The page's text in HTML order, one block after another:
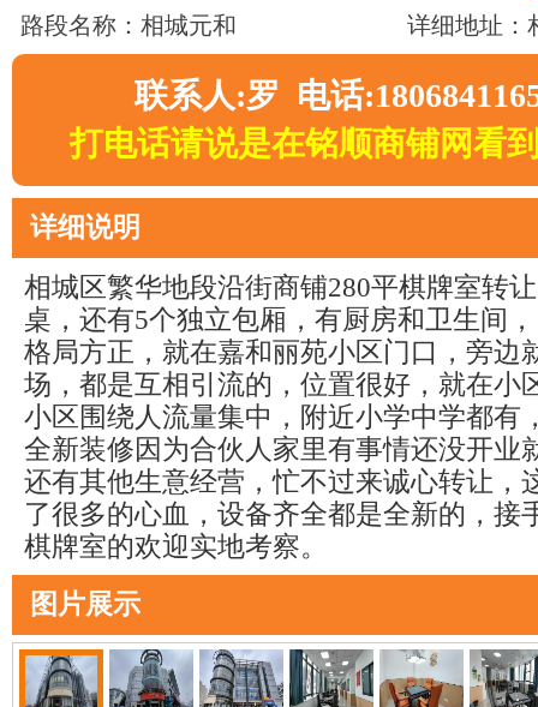
路段名称：相城元和
详细地址：
联系人:罗 电话
打电话请说是在铭顺商铺网看
详细说明
相城区繁华地段沿街商铺280平棋牌室转
桌，还有5个独立包厢，有厨房和卫生间
格局方正，就在嘉和丽苑小区门口，旁边
场，都是互相引流的，位置很好，就在小
小区围绕人流量集中，附近小学中学都有
全新装修因为合伙人家里有事情还没开业
还有其他生意经营，忙不过来诚心转让，
了很多的心血，设备齐全都是全新的，接
棋牌室的欢迎实地考察。
图片展示